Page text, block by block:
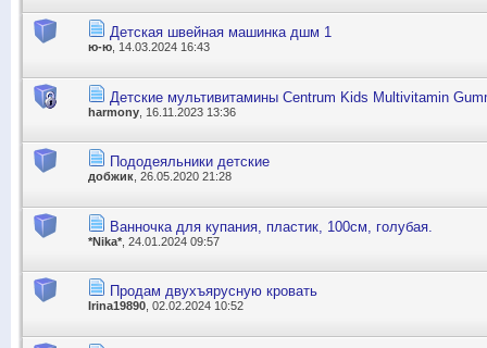
Детская швейная машинка дшм 1
ю-ю , 14.03.2024 16:43
Детские мультивитамины Centrum Kids Multivitamin
harmony , 16.11.2023 13:36
Пододеяльники детские
добжик , 26.05.2020 21:28
Ванночка для купания, пластик, 100см, голубая.
*Nika* , 24.01.2024 09:57
Продам двухъярусную кровать
Irina19890 , 02.02.2024 10:52